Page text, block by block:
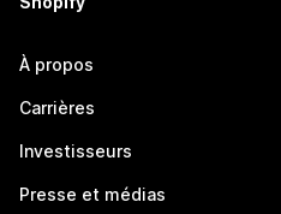
À propos
Carrières
Investisseurs
Presse et médias